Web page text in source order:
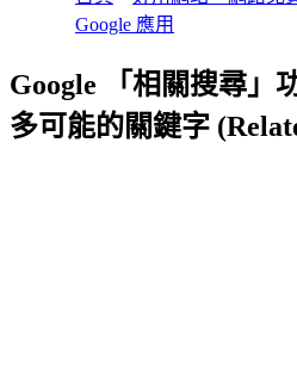
Google 應用
Google 「相關搜尋」
多可能的關鍵字